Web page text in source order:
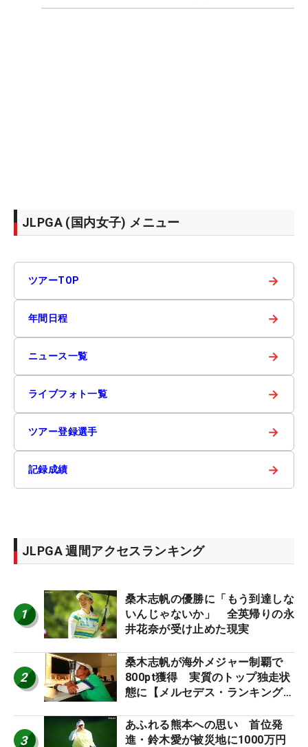
JLPGA (国内女子) メニュー
ツアーTOP →
年間日程 →
ニュース一覧 →
ライブフォト一覧 →
ツアー登録選手 →
記録成績 →
JLPGA 週間アクセスランキング
1
桑木志帆の優勝に「もう到達しな
いんじゃないか」 全英帰りの永
井花奈が受け止めた現実
2
桑木志帆が海外メジャー制覇で
800pt獲得 実質のトップ独走状
態に【メルセデス・ランキング番
3
あふれる熊本への思い 首位発
進・鈴木愛が被災地に1000万円